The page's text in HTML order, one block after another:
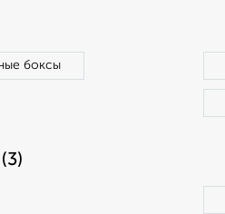
боксы